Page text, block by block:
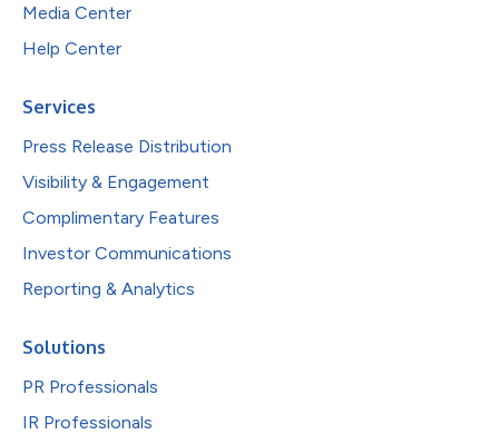
Media Center
Help Center
Services
Press Release Distribution
Visibility & Engagement
Complimentary Features
Investor Communications
Reporting & Analytics
Solutions
PR Professionals
IR Professionals